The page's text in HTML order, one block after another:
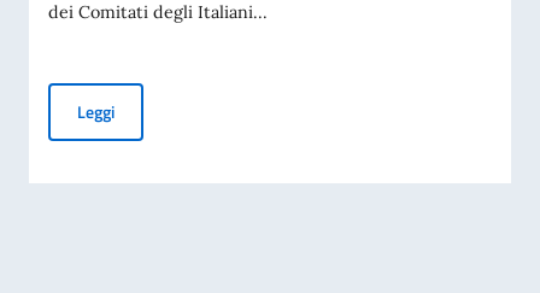
dei Comitati degli Italiani...
LeggiElezioni dei COMITES 2026